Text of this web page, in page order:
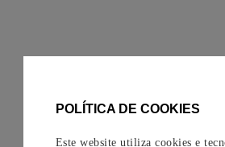
POLÍTICA DE COOKIES
Este website utiliza cookies e